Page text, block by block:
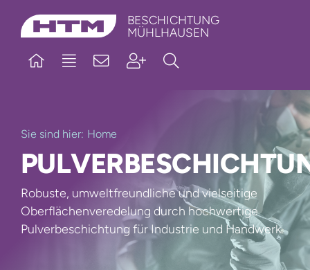
content
BESCHICHTUNG
MÜHLHAUSEN
Sie sind hier: Home
Robuste, umweltfreundliche und vielseitige
Oberflächenveredelung durch hochwertige
Pulverbeschichtung für Industrie und Handwerk.